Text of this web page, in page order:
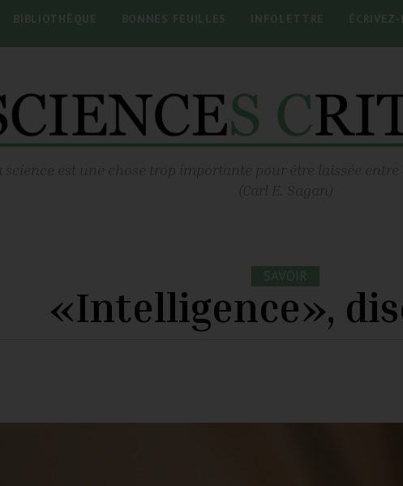
BIBLIOTHÈQUE BONNES FEUILLES INFOLETTRE ÉCRIVEZ-
science est une chose trop importante pour être laissée
(Carl E. Sagan)
SAVOIR
«Intelligence»,